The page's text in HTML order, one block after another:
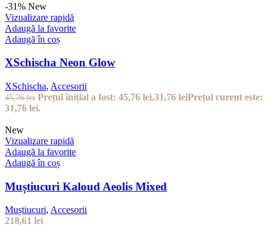
-31% New
Vizualizare rapidă
Adaugă la favorite
Adaugă în coș
XSchischa Neon Glow
XSchischa, Accesorii
45,76lei Prețul inițial a fost: 45,76 lei.31,76 leiPrețul curent este:
31,76 lei.
New
Vizualizare rapidă
Adaugă la favorite
Adaugă în coș
Muștiucuri Kaloud Aeolis Mixed
Muștiucuri, Accesorii
218,61 lei